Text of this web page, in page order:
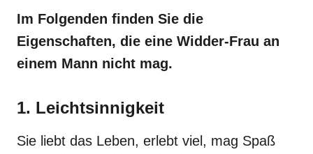
Im Folgenden finden Sie die
Eigenschaften, die eine Widder-Frau an
einem Mann nicht mag.
1. Leichtsinnigkeit
Sie liebt das Leben, erlebt viel, mag Spaß